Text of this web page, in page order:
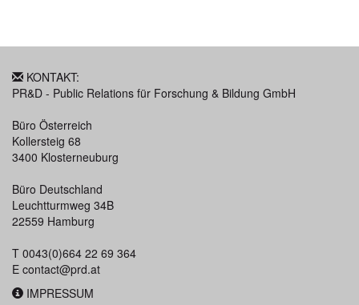
KONTAKT:
PR&D - Public Relations für Forschung & Bildung GmbH
Büro Österreich
Kollersteig 68
3400 Klosterneuburg
Büro Deutschland
Leuchtturmweg 34B
22559 Hamburg
T 0043(0)664 22 69 364
E contact@prd.at
IMPRESSUM